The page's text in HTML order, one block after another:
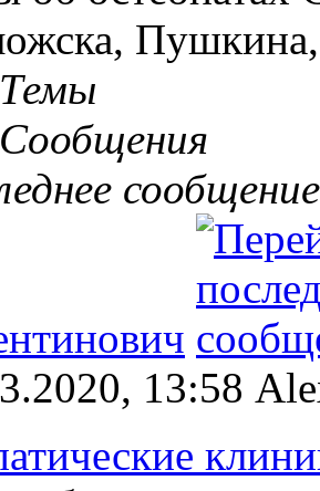
Темы
Сообщения
сообщение
13:58